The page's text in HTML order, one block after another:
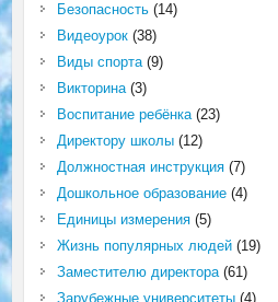
Безопасность(14)
Видеоурок(38)
Виды спорта(9)
Викторина(3)
Воспитание ребёнка(23)
Директору школы(12)
Должностная инструкция(7)
Дошкольное образование(4)
Единицы измерения(5)
Жизнь популярных людей(19)
Заместителю директора(61)
Зарубежные университеты(4)